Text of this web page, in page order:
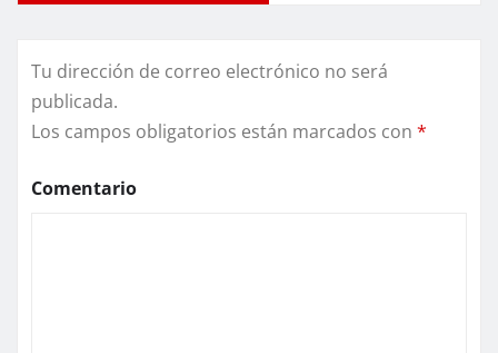
Tu dirección de correo electrónico no será
publicada.
Los campos obligatorios están marcados con *
Comentario